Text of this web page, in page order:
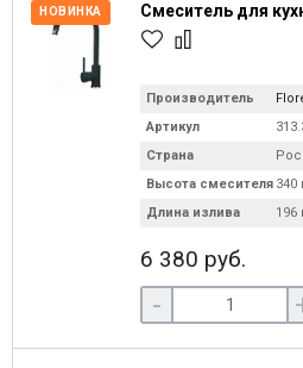
НОВИНКА Смеситель для
Производитель
Артикул
Страна
Высота смесителя 340
Длина излива
196
6 380 руб.
-